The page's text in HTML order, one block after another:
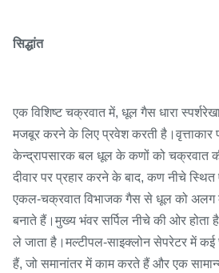
सिद्धांत
एक विशिष्ट चक्रवात में, धूल गैस धारा
मजबूर करने के लिए प्रवेश करती है।वृत्ताकार
केन्द्रापसारक बल धूल के कणों को चक्रवात
दीवार पर प्रहार करने के बाद, कण नीचे स्थित
एकल-चक्रवात विभाजक गैस से धूल को अलग
बनाते हैं।मुख्य भंवर सर्पिल नीचे की ओर होता
ले जाता है।मल्टीपल-साइक्लोन सेपरेटर में कई
हैं, जो समानांतर में काम करते हैं और एक